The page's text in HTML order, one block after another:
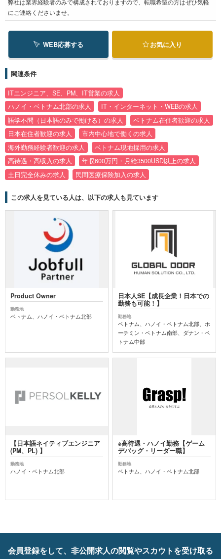
にご連絡くださいませ。
WEB応募する お気に入り
関連条件
ITエンジニア、SE、PM、IT営業の求人
ハノイ・ベトナム北部の求人
IT・インターネット・WEBの求人
語学不問（日本語のみで働ける）の求人
ベトナム在住者歓迎の求人
日本在住者歓迎の求人
市内中心地で働くの求人
海外勤務経験者歓迎の求人
ベトナム現地採用の求人
高待遇・高収入の求人
年収600万円・月給3500USD以上の求人
土日完全休みの求人
民間医療保険加入の求人
この求人を見ている人は、以下の求人も見ています
Product Owner
勤務地
ベトナム、ハノイ・ベトナム北部
日本人SE【成長企業！日本での
勤務も可能！】
勤務地
ベトナム、ハノイ・ベトナム北部、ホ
ーチミン・ベトナム南部、ダナン・ベ
トナム中部
【日本語ネイティブエンジニア
(PM、PL) 】
勤務地
ハノイ・ベトナム北部
※高待遇・ハノイ勤務【ゲーム
デバッグ・リーダー職】
勤務地
ベトナム、ハノイ・ベトナム北部
会員登録をして、非公開求人の閲覧やスカウトを受け取る